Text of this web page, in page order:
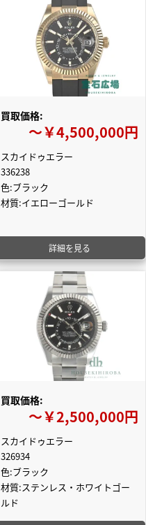
買取価格:
〜￥4,500,000円
スカイドゥエラー
336238
色:ブラック
材質:イエローゴールド
詳細を見る
買取価格:
〜￥2,500,000円
スカイドゥエラー
326934
色:ブラック
材質:ステンレス・ホワイトゴー
ルド